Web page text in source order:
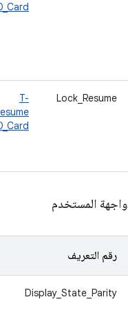
Lock_Resume
T-
واجهة المستخدم
رقم التعريف
Display_State_Parity